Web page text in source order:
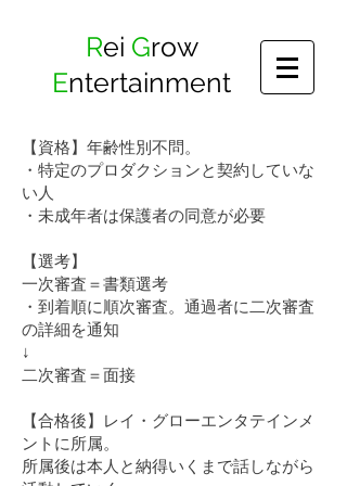
​Rei Grow
Entertainment
【資格】年齢性別不問。
・特定のプロダクションと契約していな
い人
・未成年者は保護者の同意が必要
【選考】
一次審査＝書類選考
・到着順に順次審査。通過者に二次審査
の詳細を通知
↓
二次審査＝面接
【合格後】レイ・グローエンタテインメ
ントに所属。
所属後は本人と納得いくまで話しながら